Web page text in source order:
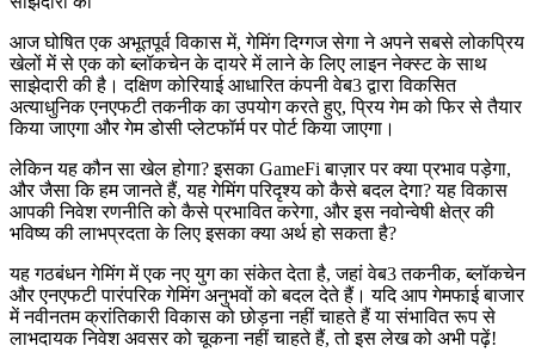
आज घोषित एक अभूतपूर्व विकास में, गेमिंग दिग्गज सेगा ने अपने सबसे लोकप्रिय
खेलों में से एक को ब्लॉकचेन के दायरे में लाने के लिए लाइन नेक्स्ट के साथ
साझेदारी की है। दक्षिण कोरियाई आधारित कंपनी वेब3 द्वारा विकसित
अत्याधुनिक एनएफटी तकनीक का उपयोग करते हुए, प्रिय गेम को फिर से तैयार
किया जाएगा और गेम डोसी प्लेटफॉर्म पर पोर्ट किया जाएगा।
लेकिन यह कौन सा खेल होगा? इसका GameFi बाज़ार पर क्या प्रभाव पड़ेगा,
और जैसा कि हम जानते हैं, यह गेमिंग परिदृश्य को कैसे बदल देगा? यह विकास
आपकी निवेश रणनीति को कैसे प्रभावित करेगा, और इस नवोन्वेषी क्षेत्र की
भविष्य की लाभप्रदता के लिए इसका क्या अर्थ हो सकता है?
यह गठबंधन गेमिंग में एक नए युग का संकेत देता है, जहां वेब3 तकनीक, ब्लॉकचेन
और एनएफटी पारंपरिक गेमिंग अनुभवों को बदल देते हैं। यदि आप गेमफाई बाजार
में नवीनतम क्रांतिकारी विकास को छोड़ना नहीं चाहते हैं या संभावित रूप से
लाभदायक निवेश अवसर को चूकना नहीं चाहते हैं, तो इस लेख को अभी पढ़ें!